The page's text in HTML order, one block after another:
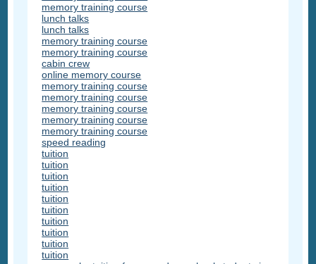
memory training course
lunch talks
lunch talks
memory training course
memory training course
cabin crew
online memory course
memory training course
memory training course
memory training course
memory training course
memory training course
speed reading
tuition
tuition
tuition
tuition
tuition
tuition
tuition
tuition
tuition
tuition